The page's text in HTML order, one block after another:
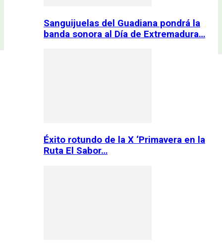
Sanguijuelas del Guadiana pondrá la
banda sonora al Día de Extremadura…
Éxito rotundo de la X ‘Primavera en la
Ruta El Sabor…